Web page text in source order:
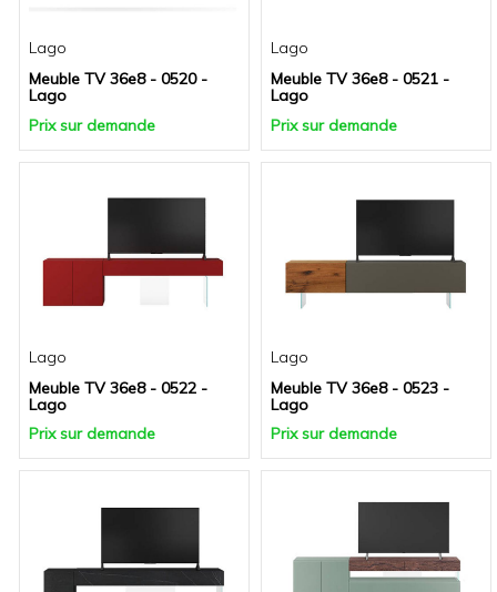
Lago
Meuble TV 36e8 - 0520 -
Lago
Prix sur demande
Lago
Meuble TV 36e8 - 0521 -
Lago
Prix sur demande
Lago
Meuble TV 36e8 - 0522 -
Lago
Prix sur demande
Lago
Meuble TV 36e8 - 0523 -
Lago
Prix sur demande